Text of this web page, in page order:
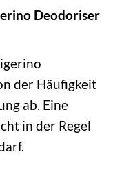
Deodoriser
der Häufigkeit
ab. Eine
in der Regel